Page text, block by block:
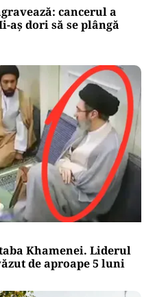
cancerul a
aș dori să se plângă
Khamenei. Liderul
de aproape 5 luni